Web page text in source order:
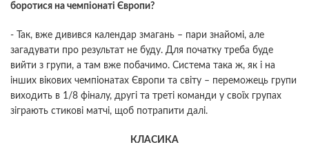
боротися на чемпіонаті Європи?
- Так, вже дивився календар змагань – пари знайомі, але
загадувати про результат не буду. Для початку треба буде
вийти з групи, а там вже побачимо. Система така ж, як і на
інших вікових чемпіонатах Європи та світу – переможець групи
виходить в 1/8 фіналу, другі та треті команди у своїх групах
зіграють стикові матчі, щоб потрапити далі.
КЛАСИКА